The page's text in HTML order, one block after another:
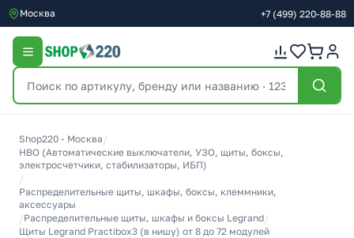
Москва +7 (499) 220-88-88
Shop220 - Москва /
НВО (Автоматические выключатели, УЗО, щиты, боксы,
электросчетчики, стабилизаторы, ИБП)
/
Распределительные щиты, шкафы, боксы, клеммники,
аксессуары
/Распределительные щиты, шкафы и боксы Legrand/
Щиты Legrand Practibox3 (в нишу) от 8 до 72 модулей